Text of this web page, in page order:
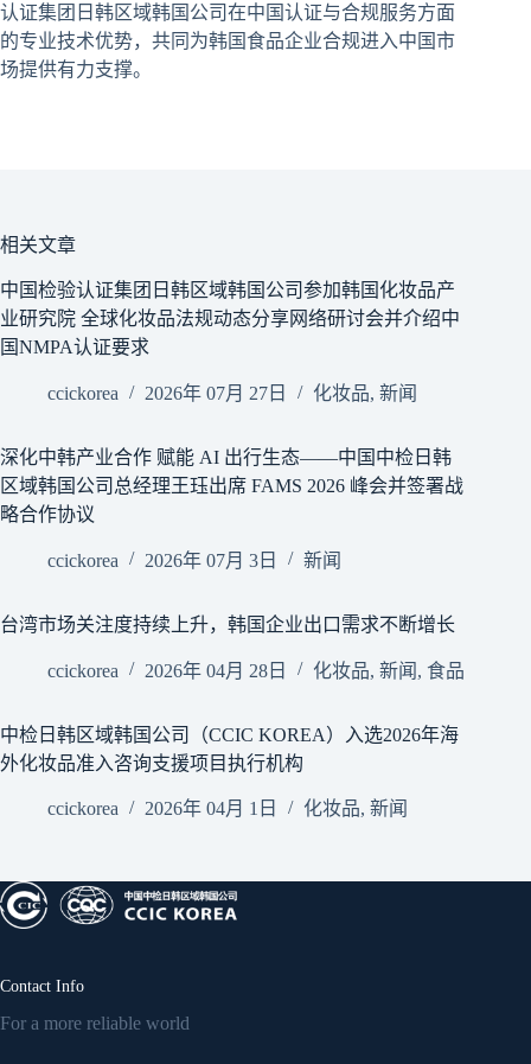
认证集团日韩区域韩国公司在中国认证与合规服务方面
的专业技术优势，共同为韩国食品企业合规进入中国市
场提供有力支撑。
相关文章
中国检验认证集团日韩区域韩国公司参加韩国化妆品产
业研究院 全球化妆品法规动态分享网络研讨会并介绍中
国NMPA认证要求
ccickorea 2026年 07月 27日 化妆品, 新闻
深化中韩产业合作 赋能 AI 出行生态——中国中检日韩
区域韩国公司总经理王珏出席 FAMS 2026 峰会并签署战
略合作协议
ccickorea 2026年 07月 3日 新闻
台湾市场关注度持续上升，韩国企业出口需求不断增长
ccickorea 2026年 04月 28日 化妆品, 新闻 , 食品
中检日韩区域韩国公司（CCIC KOREA）入选2026年海
外化妆品准入咨询支援项目执行机构
ccickorea 2026年 04月 1日 化妆品, 新闻
Contact Info
For a more reliable world